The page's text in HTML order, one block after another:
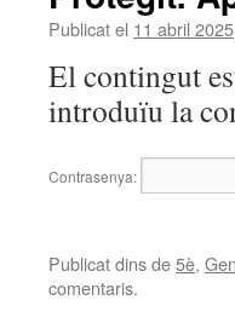
Publicat el 11 abril 2025
El contingut
introduïu la
Contrasenya:
Publicat dins de5è,
comentaris.